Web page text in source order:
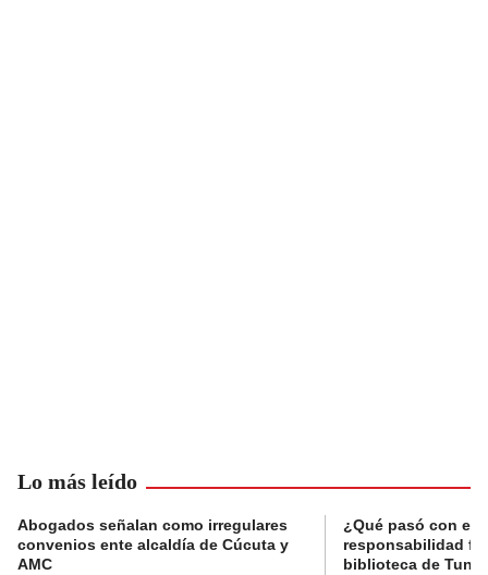
Lo más leído
Abogados señalan como irregulares
convenios ente alcaldía de Cúcuta y
AMC
¿Qué pasó con el
responsabilidad
biblioteca de